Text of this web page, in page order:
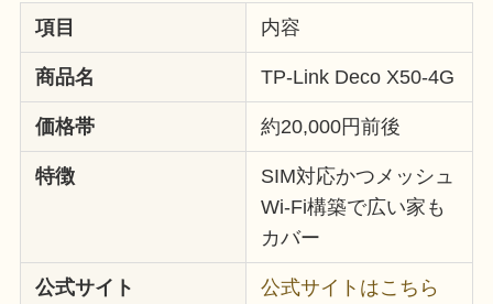
項目 内容
商品名 TP-Link Deco X50-4G
価格帯 約20,000円前後
特徴
SIM対応かつメッシュ
Wi-Fi構築で広い家も
カバー
公式サイト 公式サイトはこちら